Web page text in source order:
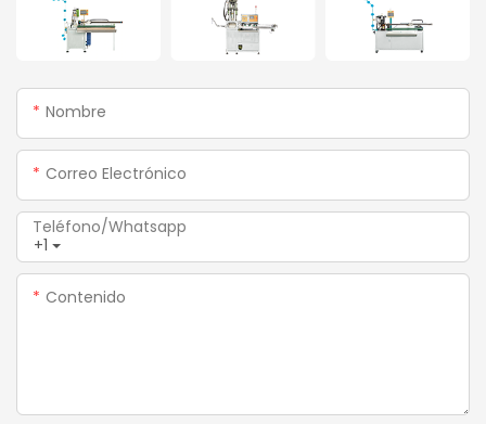
Nombre
Correo Electrónico
+1
Teléfono/whatsapp
Contenido